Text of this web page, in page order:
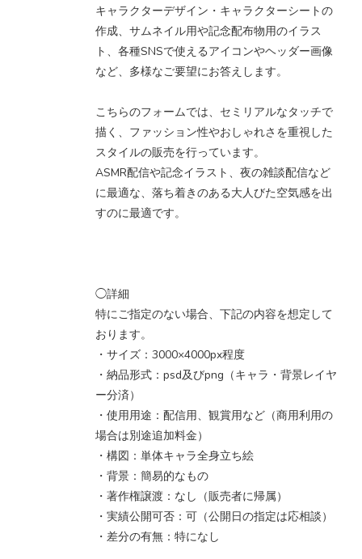
キャラクターデザイン・キャラクターシートの
作成、サムネイル用や記念配布物用のイラス
ト、各種SNSで使えるアイコンやヘッダー画像
など、多様なご要望にお答えします。
こちらのフォームでは、セミリアルなタッチで
描く、ファッション性やおしゃれさを重視した
スタイルの販売を行っています。
ASMR配信や記念イラスト、夜の雑談配信など
に最適な、落ち着きのある大人びた空気感を出
すのに最適です。
◯詳細
特にご指定のない場合、下記の内容を想定して
おります。
・サイズ：3000×4000px程度
・納品形式：psd及びpng（キャラ・背景レイヤ
ー分済）
・使用用途：配信用、観賞用など（商用利用の
場合は別途追加料金）
・構図：単体キャラ全身立ち絵
・背景：簡易的なもの
・著作権譲渡：なし（販売者に帰属）
・実績公開可否：可（公開日の指定は応相談）
・差分の有無：特になし